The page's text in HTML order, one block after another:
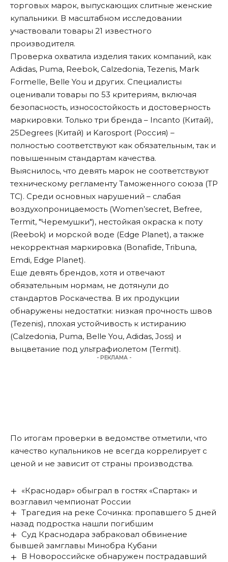
торговых марок, выпускающих слитные женские
купальники. В масштабном исследовании
участвовали товары 21 известного
производителя.
Проверка охватила изделия таких компаний, как
Adidas, Puma, Reebok, Calzedonia, Tezenis, Mark
Formelle, Belle You и других. Специалисты
оценивали товары по 53 критериям, включая
безопасность, износостойкость и достоверность
маркировки. Только три бренда – Incanto (Китай),
25Degrees (Китай) и Karosport (Россия) –
полностью соответствуют как обязательным, так и
повышенным стандартам качества.
Выяснилось, что девять марок не соответствуют
техническому регламенту Таможенного союза (ТР
ТС). Среди основных нарушений – слабая
воздухопроницаемость (Women’secret, Befree,
Termit, "Черемушки"), нестойкая окраска к поту
(Reebok) и морской воде (Edge Planet), а также
некорректная маркировка (Bonafide, Tribuna,
Emdi, Edge Planet).
Еще девять брендов, хотя и отвечают
обязательным нормам, не дотянули до
стандартов Роскачества. В их продукции
обнаружены недостатки: низкая прочность швов
(Tezenis), плохая устойчивость к истиранию
(Calzedonia, Puma, Belle You, Adidas, Joss) и
выцветание под ультрафиолетом (Termit).
- РЕКЛАМА -
По итогам проверки в ведомстве отметили, что
качество купальников не всегда коррелирует с
ценой и не зависит от страны производства.
«Краснодар» обыграл в гостях «Спартак» и
возглавил чемпионат России
Трагедия на реке Сочинка: пропавшего 5 дней
назад подростка нашли погибшим
Суд Краснодара забраковал обвинение
бывшей замглавы Минобра Кубани
В Новороссийске обнаружен пострадавший